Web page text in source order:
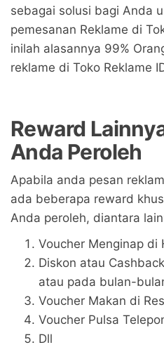
sebagai solusi bagi Anda
pemesanan Reklame di
inilah alasannya 99%
reklame di Toko Reklame
Reward
Anda Peroleh
Apabila anda pesan
ada beberapa reward
Anda peroleh, diantara
Voucher Menginap di
Diskon atau
atau pada bulan-
Voucher Makan di
Voucher Pulsa
Dll